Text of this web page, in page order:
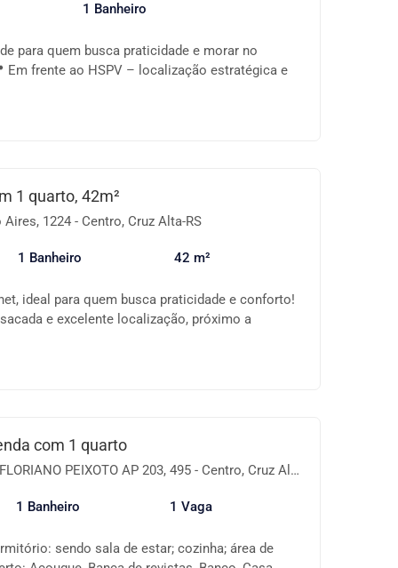
1 Banheiro
para quem busca praticidade e morar no
Em frente ao HSPV – localização estratégica e
tudo. 🔑 Características do imóvel: ✔️ 1 quarto ✔️
Perfeito para quem busca comodidade no dia a
📲 Entre em contato para mais
sua visita! Seu novo endereço pode ser aqui!
1 quarto, 42m²
1224 - Centro, Cruz Alta-RS
1 Banheiro 42 m²
ideal para quem busca praticidade e conforto!
e excelente localização, próximo a
e bem distribuído Sacada arejada com
com 1 quarto
PEIXOTO AP 203, 495 - Centro, Cruz Alta-RS
1 Banheiro 1 Vaga
sendo sala de estar; cozinha; área de